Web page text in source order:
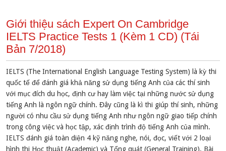
Giới thiệu sách Expert On Cambridge
IELTS Practice Tests 1 (Kèm 1 CD) (Tái
Bản 7/2018)
IELTS (The International English Language Testing System) là kỳ thi
quốc tế để đánh giá khả năng sử dụng tiếng Anh của các thí sinh
với mục đích du học, định cư hay làm việc tại những nước sử dụng
tiếng Anh là ngôn ngữ chính. Đây cũng là kì thi giúp thí sinh, những
người có nhu cầu sử dụng tiếng Anh như ngôn ngữ giao tiếp chính
trong công việc và học tập, xác định trình độ tiếng Anh của mình.
IELTS đánh giá toàn diện 4 kỹ năng nghe, nói, đọc, viết với 2 loại
hình thi Học thuật (Academic) và Tổng quát (General Training). Bài